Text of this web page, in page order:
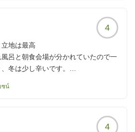
4
地は最高
呂と朝食会場が分かれていたので一
冬は少し辛いです。
良かったです。
。
らから
ชน์
4